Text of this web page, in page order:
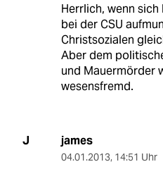
Herrlich, wenn
bei der CSU
Christsozialen
Aber dem
und Mauermörder
wesensfremd.
J james
04.01.2013, 14:51 Uhr